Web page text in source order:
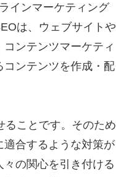
インマーケティング
は、ウェブサイトや
ンテンツマーケティ
ンテンツを作成・配
ることです。そのため
合するような対策が
の関心を引き付ける